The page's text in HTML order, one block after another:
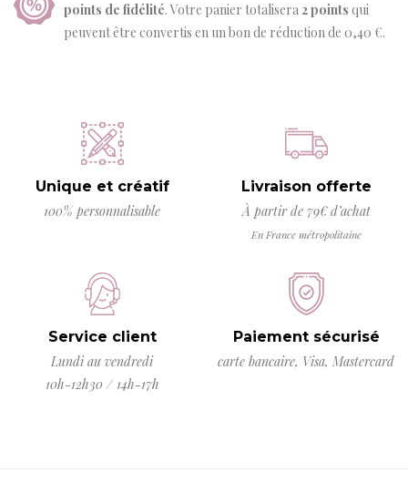
points de fidélité. Votre panier totalisera2points qui
peuvent être convertis en un bon de réduction de 0,40 €.
Unique et créatif
100% personnalisable
Livraison offerte
À partir de 79€ d’achat
En France métropolitaine
Service client
Lundi au vendredi
10h-12h30 / 14h-17h
Paiement sécurisé
carte bancaire, Visa, Mastercard